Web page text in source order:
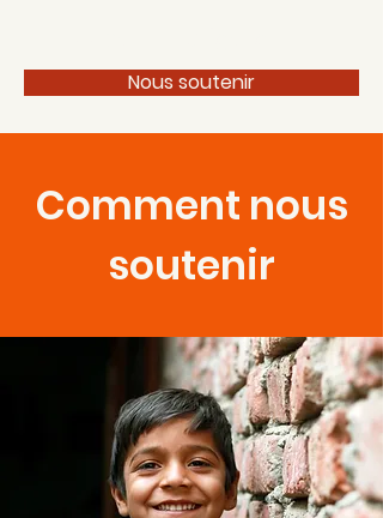
Nous soutenir
Comment nous
soutenir